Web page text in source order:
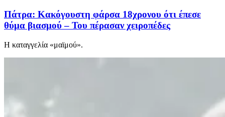
Πάτρα: Κακόγουστη φάρσα 18χρονου ότι έπεσε
θύμα βιασμού – Του πέρασαν χειροπέδες
Η καταγγελία «μαϊμού».